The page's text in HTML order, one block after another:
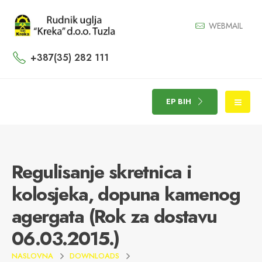
WEBMAIL
+387(35) 282 111
EP BIH
Regulisanje skretnica i
kolosjeka, dopuna kamenog
agergata (Rok za dostavu
06.03.2015.)
NASLOVNA
DOWNLOADS